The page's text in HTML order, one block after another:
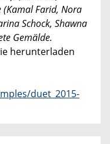
(Kamal Farid, Nora
Schock, Shawna
Gemälde.
herunterladen
duet_2015-